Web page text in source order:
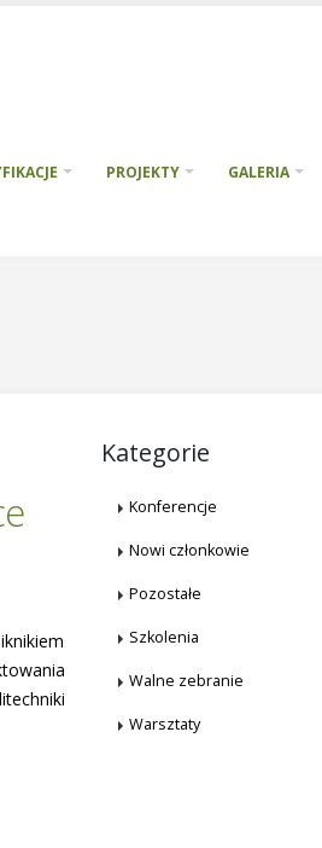
PROJEKTY GALERIA
Kategorie
Konferencje
Nowi członkowie
Pozostałe
Szkolenia
Walne zebranie
Warsztaty